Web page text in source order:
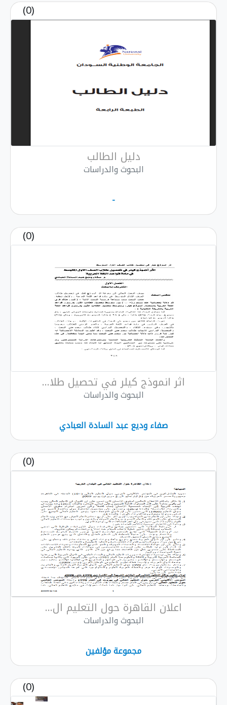
(0)
دليل الطالب
البحوث والدراسات
-
(0)
اثر انموذج كيلر في تحصيل طلا...
البحوث والدراسات
صفاء وديع عبد السادة العبادي
(0)
اعلان القاهرة حول التعليم ال...
البحوث والدراسات
مجموعة مؤلفين
(0)